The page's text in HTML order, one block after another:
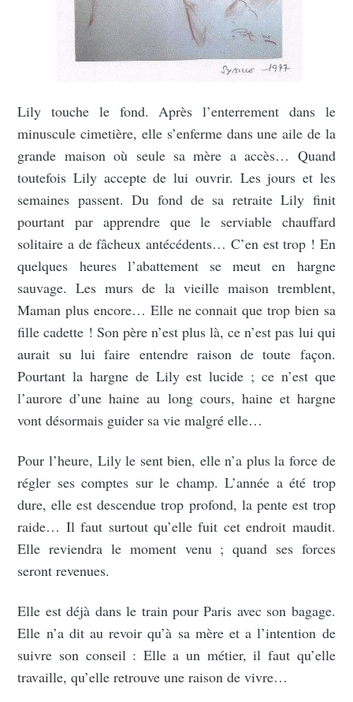
Lily touche le fond. Après l’enterrement dans le
minuscule cimetière, elle s’enferme dans une aile de la
grande maison où seule sa mère a accès… Quand
toutefois Lily accepte de lui ouvrir. Les jours et les
semaines passent. Du fond de sa retraite Lily finit
pourtant par apprendre que le serviable chauffard
solitaire a de fâcheux antécédents… C’en est trop ! En
quelques heures l’abattement se meut en hargne
sauvage. Les murs de la vieille maison tremblent,
Maman plus encore… Elle ne connait que trop bien sa
fille cadette ! Son père n’est plus là, ce n’est pas lui qui
aurait su lui faire entendre raison de toute façon.
Pourtant la hargne de Lily est lucide ; ce n’est que
l’aurore d’une haine au long cours, haine et hargne
vont désormais guider sa vie malgré elle…
Pour l’heure, Lily le sent bien, elle n’a plus la force de
régler ses comptes sur le champ. L’année a été trop
dure, elle est descendue trop profond, la pente est trop
raide… Il faut surtout qu’elle fuit cet endroit maudit.
Elle reviendra le moment venu ; quand ses forces
seront revenues.
Elle est déjà dans le train pour Paris avec son bagage.
Elle n’a dit au revoir qu’à sa mère et a l’intention de
suivre son conseil : Elle a un métier, il faut qu’elle
travaille, qu’elle retrouve une raison de vivre…